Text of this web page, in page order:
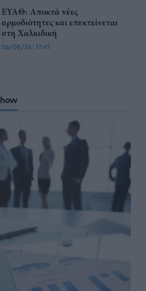
ΕΥΑΘ: Αποκτά νέες
αρμοδιότητες και επεκτείνεται
στη Χαλκιδική
06/08/26 | 17:41